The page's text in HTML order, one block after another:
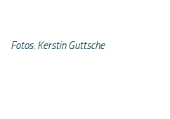
Fotos: Kerstin Guttsche